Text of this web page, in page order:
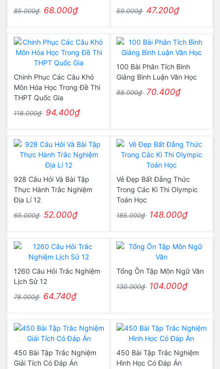
85.000₫ 68.000₫ 59.000₫ 47.200₫
Chinh Phục Các Câu Khó
Môn Hóa Học Trong Đề Thi
THPT Quốc Gia
118.000₫ 94.400₫
100 Bài Phân Tích Bình
Giảng Bình Luận Văn Học
88.000₫ 70.400₫
928 Câu Hỏi Và Bài Tập
Thực Hành Trắc Nghiệm
Địa Lí 12
65.000₫ 52.000₫
Vẻ Đẹp Bất Đẳng Thức
Trong Các Kì Thi Olympic
Toán Học
185.000₫ 148.000₫
1260 Câu Hỏi Trắc Nghiệm
Lịch Sử 12
78.000₫ 64.740₫
Tổng Ôn Tập Môn Ngữ Văn
130.000₫ 104.000₫
450 Bài Tập Trắc Nghiệm
Giải Tích Có Đáp Án
450 Bài Tập Trắc Nghiệm
Hình Học Có Đáp Án